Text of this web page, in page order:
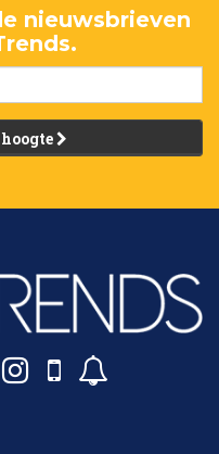
nieuwsbrieven